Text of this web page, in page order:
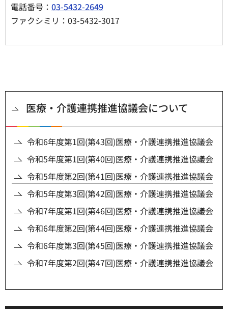
電話番号： 03-5432-2649
ファクシミリ：03-5432-3017
医療・介護連携推進協議会について
令和6年度第1回(第43回)医療・介護連携推進協議会
令和5年度第1回(第40回)医療・介護連携推進協議会
令和5年度第2回(第41回)医療・介護連携推進協議会
令和5年度第3回(第42回)医療・介護連携推進協議会
令和7年度第1回(第46回)医療・介護連携推進協議会
令和6年度第2回(第44回)医療・介護連携推進協議会
令和6年度第3回(第45回)医療・介護連携推進協議会
令和7年度第2回(第47回)医療・介護連携推進協議会